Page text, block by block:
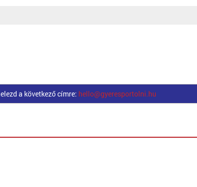
a következő címre: hello@gyeresportolni.hu